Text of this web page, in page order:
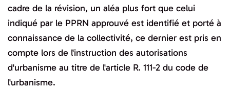
cadre de la révision, un aléa plus fort que celui
indiqué par le PPRN approuvé est identifié et porté à
connaissance de la collectivité, ce dernier est pris en
compte lors de l'instruction des autorisations
d'urbanisme au titre de l'article R. 111-2 du code de
l'urbanisme.